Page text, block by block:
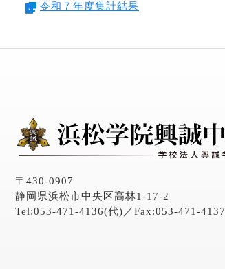
令和７年度集計結果
〒430-0907
静岡県浜松市中央区高林1-17-2
Tel:053-471-4136(代)／Fax:053-471-4137